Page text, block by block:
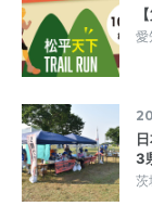
愛
3
茨